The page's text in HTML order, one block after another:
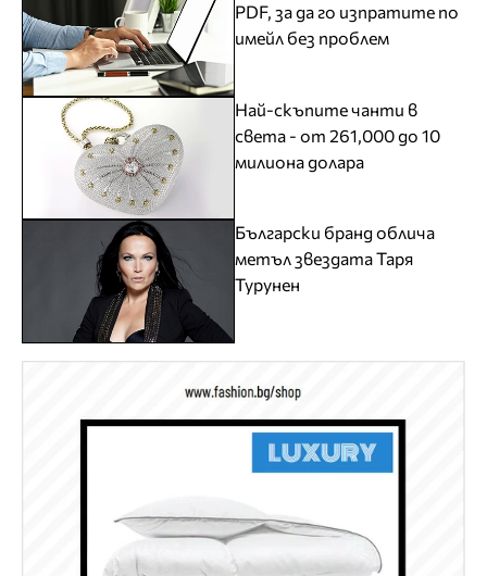
PDF, за да го изпратите по
имейл без проблем
Най-скъпите чанти в
света - от 261,000 до 10
милиона долара
Български бранд облича
метъл звездата Таря
Турунен